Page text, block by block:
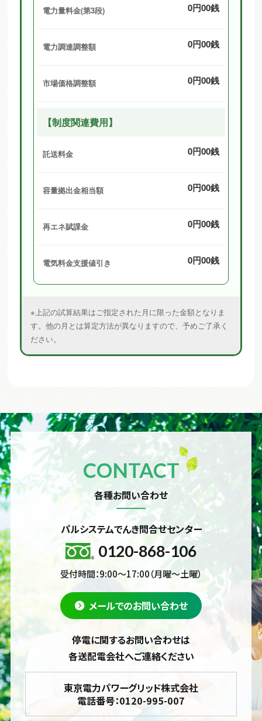
電力量料金(第3段) 0円00銭
電力調達調整額 0円00銭
市場価格調整額 0円00銭
【制度関連費用】
託送料金 0円00銭
容量拠出金相当額 0円00銭
再エネ賦課金 0円00銭
電気料金支援値引き 0円00銭
※上記の試算結果はご指定された月に限った金額となりま
す。他の月とは算定方法が異なりますので、予めご了承く
ださい。
CONTACT
各種お問い合わせ
パルシステムでんき問合せセンター
0120-868-106
受付時間：9:00～17:00（月曜～土曜）
メールでのお問い合わせ
停電に関するお問い合わせは
各送配電会社へご連絡ください
東京電力パワーグリッド株式会社
電話番号：0120-995-007